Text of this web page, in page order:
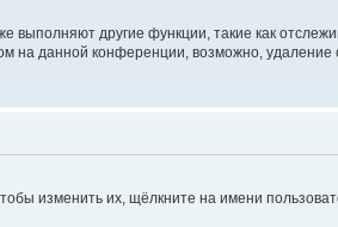
выполняют другие функции, такие как
на данной конференции, возможно, удаление
изменить их, щёлкните на имени